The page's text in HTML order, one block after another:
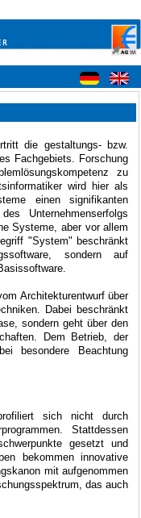
die gestaltungs- bzw.
Fachgebiets. Forschung
zu
wird hier als
einen signifikanten
Unternehmenserfolgs
Systeme, aber vor allem
"System" beschränkt
sondern auf
Architekturentwurf über
Dabei beschränkt
sondern geht über den
Dem Betrieb, der
besondere Beachtung
sich nicht durch
Stattdessen
gesetzt und
bekommen innovative
mit aufgenommen
das auch